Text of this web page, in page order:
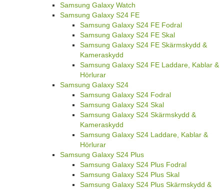
Samsung Galaxy Watch
Samsung Galaxy S24 FE
Samsung Galaxy S24 FE Fodral
Samsung Galaxy S24 FE Skal
Samsung Galaxy S24 FE Skärmskydd &
Kameraskydd
Samsung Galaxy S24 FE Laddare, Kablar &
Hörlurar
Samsung Galaxy S24
Samsung Galaxy S24 Fodral
Samsung Galaxy S24 Skal
Samsung Galaxy S24 Skärmskydd &
Kameraskydd
Samsung Galaxy S24 Laddare, Kablar &
Hörlurar
Samsung Galaxy S24 Plus
Samsung Galaxy S24 Plus Fodral
Samsung Galaxy S24 Plus Skal
Samsung Galaxy S24 Plus Skärmskydd &